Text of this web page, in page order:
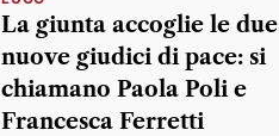
La giunta accoglie le due
nuove giudici di pace: si
chiamano Paola Poli e
Francesca Ferretti